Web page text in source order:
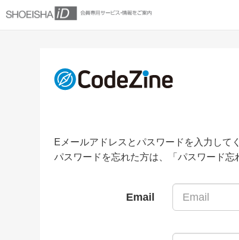
Eメールアドレスとパスワードを入力して
パスワードを忘れた方は、「パスワード忘
Email